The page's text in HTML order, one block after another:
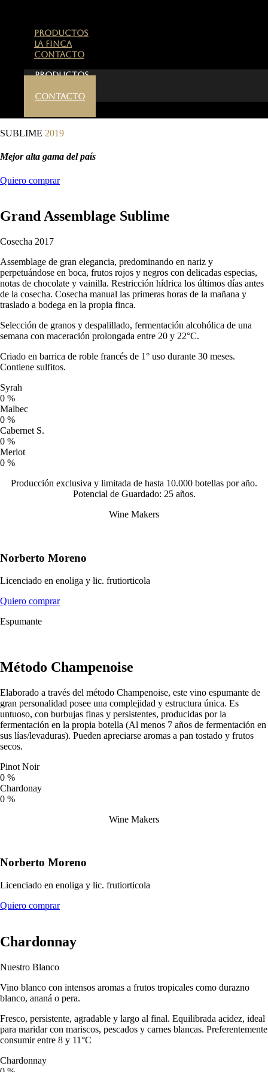
PRODUCTOS
LA FINCA
CONTACTO
PRODUCTOS
CONTACTO
SUBLIME 2019
Mejor alta gama del país
Quiero comprar
Grand Assemblage Sublime
Cosecha 2017
Assemblage de gran elegancia, predominando en nariz y
perpetuándose en boca, frutos rojos y negros con delicadas especias,
notas de chocolate y vainilla. Restricción hídrica los últimos días antes
de la cosecha. Cosecha manual las primeras horas de la mañana y
traslado a bodega en la propia finca.
Selección de granos y despalillado, fermentación alcohólica de una
semana con maceración prolongada entre 20 y 22°C.
Criado en barrica de roble francés de 1° uso durante 30 meses.
Contiene sulfitos.
Syrah
0 %
Malbec
0 %
Cabernet S.
0 %
Merlot
0 %
Producción exclusiva y limitada de hasta 10.000 botellas por año.
Potencial de Guardado: 25 años.
Wine Makers
Norberto Moreno
Licenciado en enoliga y lic. frutiorticola
Quiero comprar
Espumante
Método Champenoise
Elaborado a través del método Champenoise, este vino espumante de
gran personalidad posee una complejidad y estructura única. Es
untuoso, con burbujas finas y persistentes, producidas por la
fermentación en la propia botella (Al menos 7 años de fermentación en
sus lías/levaduras). Pueden apreciarse aromas a pan tostado y frutos
secos.
Pinot Noir
0 %
Chardonay
0 %
Wine Makers
Norberto Moreno
Licenciado en enoliga y lic. frutiorticola
Quiero comprar
Chardonnay
Nuestro Blanco
Vino blanco con intensos aromas a frutos tropicales como durazno
blanco, ananá o pera.
Fresco, persistente, agradable y largo al final. Equilibrada acidez, ideal
para maridar con mariscos, pescados y carnes blancas. Preferentemente
consumir entre 8 y 11°C
Chardonnay